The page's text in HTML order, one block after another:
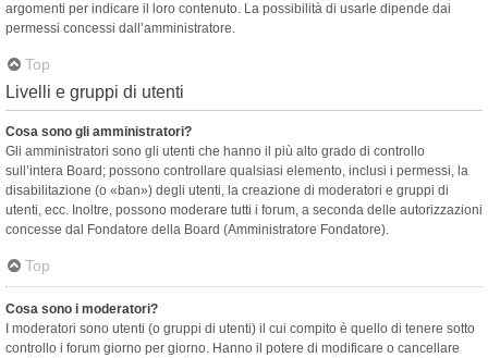
argomenti per indicare il loro contenuto. La possibilità di usarle dipende dai
permessi concessi dall’amministratore.
Top
Livelli e gruppi di utenti
Cosa sono gli amministratori?
Gli amministratori sono gli utenti che hanno il più alto grado di controllo
sull’intera Board; possono controllare qualsiasi elemento, inclusi i permessi, la
disabilitazione (o «ban») degli utenti, la creazione di moderatori e gruppi di
utenti, ecc. Inoltre, possono moderare tutti i forum, a seconda delle autorizzazioni
concesse dal Fondatore della Board (Amministratore Fondatore).
Top
Cosa sono i moderatori?
I moderatori sono utenti (o gruppi di utenti) il cui compito è quello di tenere sotto
controllo i forum giorno per giorno. Hanno il potere di modificare o cancellare